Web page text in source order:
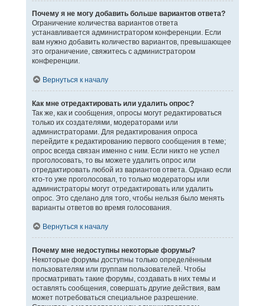
Почему я не могу добавить больше вариантов ответа?
Ограничение количества вариантов ответа
устанавливается администратором конференции. Если
вам нужно добавить количество вариантов, превышающее
это ограничение, свяжитесь с администратором
конференции.
Вернуться к началу
Как мне отредактировать или удалить опрос?
Так же, как и сообщения, опросы могут редактироваться
только их создателями, модераторами или
администраторами. Для редактирования опроса
перейдите к редактированию первого сообщения в теме;
опрос всегда связан именно с ним. Если никто не успел
проголосовать, то вы можете удалить опрос или
отредактировать любой из вариантов ответа. Однако если
кто-то уже проголосовал, то только модераторы или
администраторы могут отредактировать или удалить
опрос. Это сделано для того, чтобы нельзя было менять
варианты ответов во время голосования.
Вернуться к началу
Почему мне недоступны некоторые форумы?
Некоторые форумы доступны только определённым
пользователям или группам пользователей. Чтобы
просматривать такие форумы, создавать в них темы и
оставлять сообщения, совершать другие действия, вам
может потребоваться специальное разрешение.